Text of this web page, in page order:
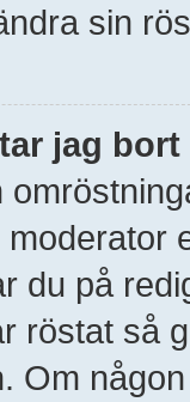
sin
jag
du på
röstat så
Om